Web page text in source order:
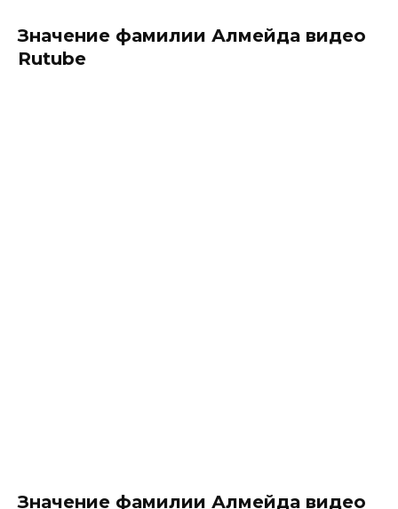
Значение фамилии Алмейда видео
Rutube
Значение фамилии Алмейда видео